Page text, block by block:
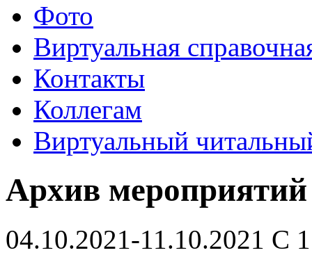
Фото
Виртуальная
Контакты
Коллегам
Виртуальный
Архив мероприятий
04.10.2021-11.10.2021 С